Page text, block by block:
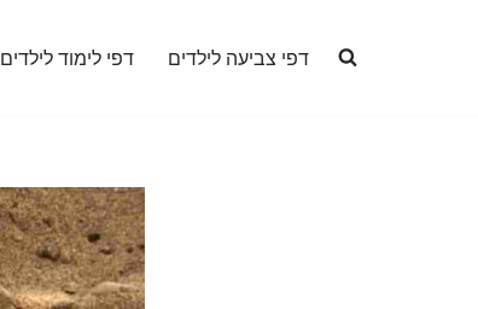
דפי לימוד לילדים דפי צביעה לילדים